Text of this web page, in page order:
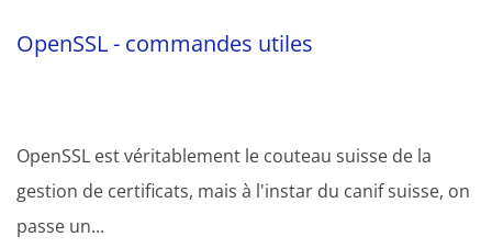
OpenSSL - commandes utiles
OpenSSL est véritablement le couteau suisse de la
gestion de certificats, mais à l'instar du canif suisse, on
passe un...